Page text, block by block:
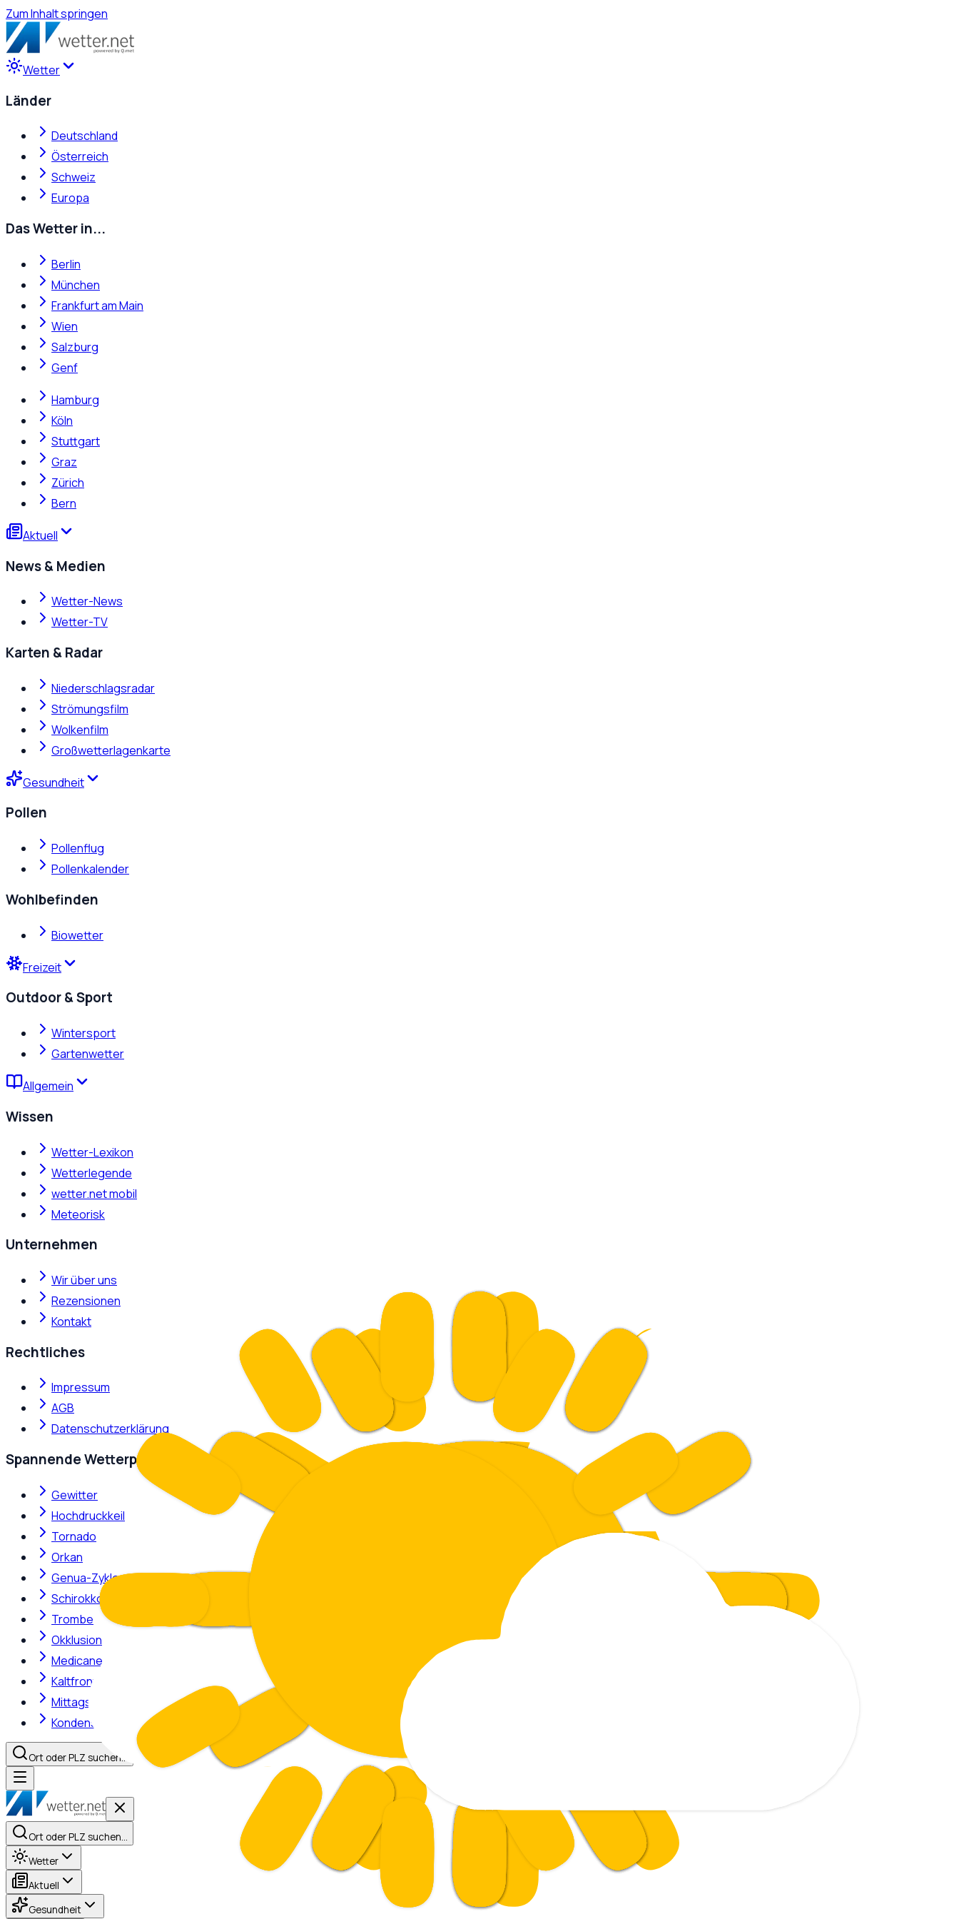
Zum Inhalt springen
Wetter
Länder
Deutschland
Österreich
Schweiz
Europa
Das Wetter in...
Berlin
München
Frankfurt am Main
Wien
Salzburg
Genf
Hamburg
Köln
Stuttgart
Graz
Zürich
Bern
Aktuell
News & Medien
Wetter-News
Wetter-TV
Karten & Radar
Niederschlagsradar
Strömungsfilm
Wolkenfilm
Großwetterlagenkarte
Gesundheit
Pollen
Pollenflug
Pollenkalender
Wohlbefinden
Biowetter
Freizeit
Outdoor & Sport
Wintersport
Gartenwetter
Allgemein
Wissen
Wetter-Lexikon
Wetterlegende
wetter.net mobil
Meteorisk
Unternehmen
Wir über uns
Rezensionen
Kontakt
Rechtliches
Impressum
AGB
Datenschutzerklärung
Spannende Wetterphänomene
Gewitter
Hochdruckkeil
Tornado
Orkan
Genua-Zyklone
Schirokko
Trombe
Okklusion
Medicane
Kaltfront
Mittagshitze
Kondensstreifen
Ort oder PLZ suchen…
Ort oder PLZ suchen…
Wetter
Aktuell
Gesundheit